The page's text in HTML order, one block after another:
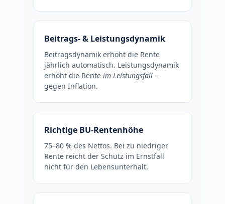
Beitrags- & Leistungsdynamik
Beitragsdynamik erhöht die Rente
jährlich automatisch. Leistungsdynamik
erhöht die Rente im Leistungsfall –
gegen Inflation.
Richtige BU-Rentenhöhe
75–80 % des Nettos. Bei zu niedriger
Rente reicht der Schutz im Ernstfall
nicht für den Lebensunterhalt.